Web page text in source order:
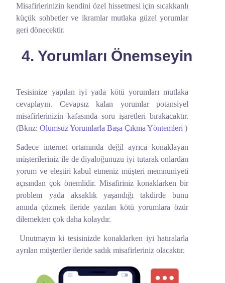
Misafirlerinizin kendini özel hissetmesi için sıcakkanlı
küçük sohbetler ve ikramlar mutlaka güzel yorumlar
geri dönecektir.
4. Yorumları Önemseyin
Tesisinize yapılan iyi yada kötü yorumları mutlaka
cevaplayın. Cevapsız kalan yorumlar potansiyel
misafirlerinizin kafasında soru işaretleri bırakacaktır.
(Bknz:Olumsuz Yorumlarla Başa Çıkma Yöntemleri )
Sadece internet ortamında değil ayrıca konaklayan
müşterileriniz ile de diyaloğunuzu iyi tutarak onlardan
yorum ve eleştiri kabul etmeniz müşteri memnuniyeti
açısından çok önemlidir. Misafiriniz konaklarken bir
problem yada aksaklık yaşandığı takdirde bunu
anında çözmek ileride yazılan kötü yorumlara özür
dilemekten çok daha kolaydır.
Unutmayın ki tesisinizde konaklarken iyi hatıralarla
ayrılan müşteriler ileride sadık misafirleriniz olacaktır.